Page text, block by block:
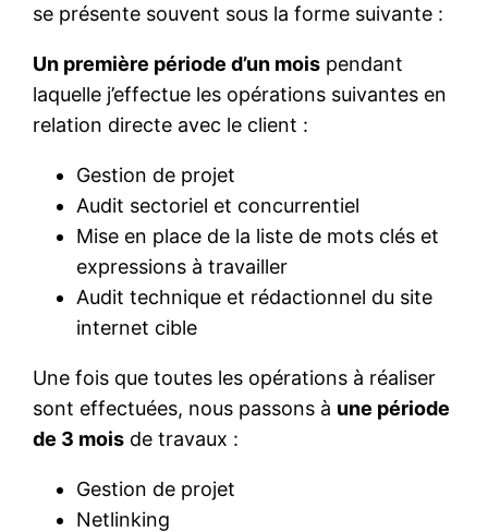
se présente souvent sous la forme suivante :
Un première période d’un mois pendant
laquelle j’effectue les opérations suivantes en
relation directe avec le client :
Gestion de projet
Audit sectoriel et concurrentiel
Mise en place de la liste de mots clés et
expressions à travailler
Audit technique et rédactionnel du site
internet cible
Une fois que toutes les opérations à réaliser
sont effectuées, nous passons à une période
de 3 mois de travaux :
Gestion de projet
Netlinking